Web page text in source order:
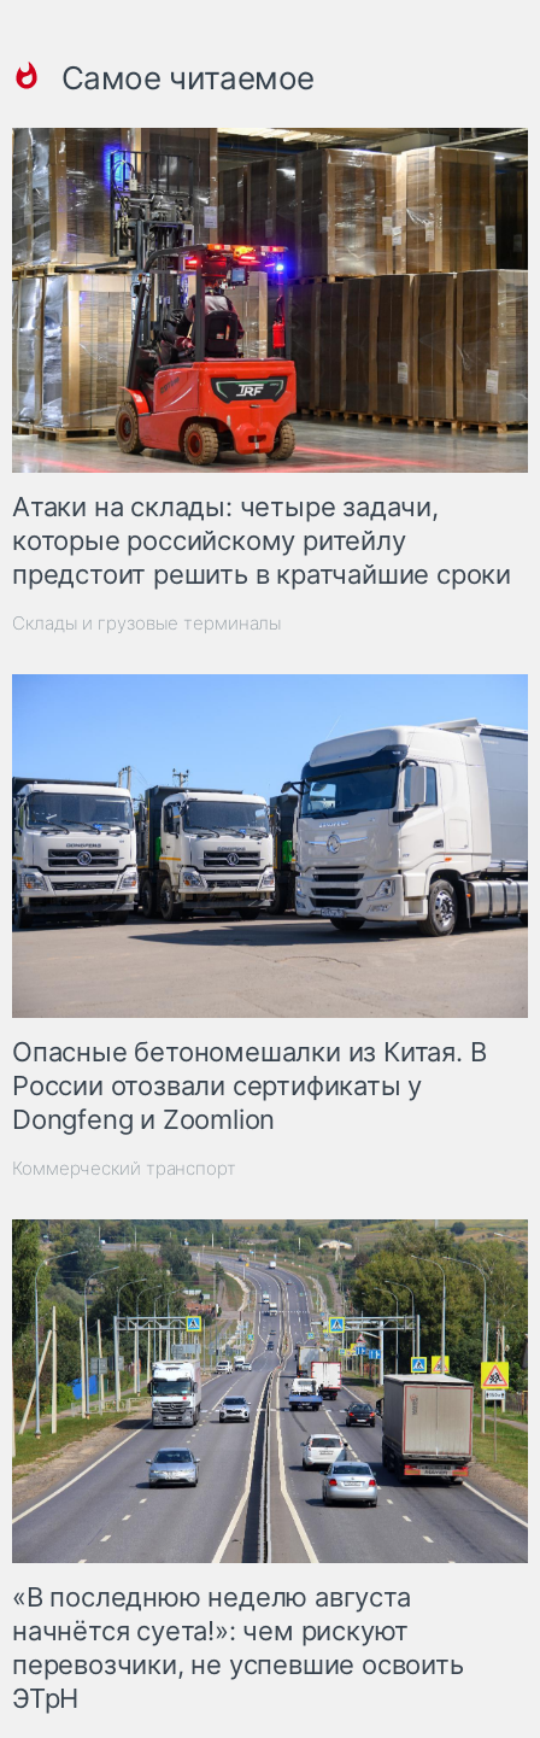
Самое читаемое
Атаки на склады: четыре задачи,
которые российскому ритейлу
предстоит решить в кратчайшие сроки
Склады и грузовые терминалы
Опасные бетономешалки из Китая. В
России отозвали сертификаты у
Dongfeng и Zoomlion
Коммерческий транспорт
«В последнюю неделю августа
начнётся суета!»: чем рискуют
перевозчики, не успевшие освоить
ЭТрН